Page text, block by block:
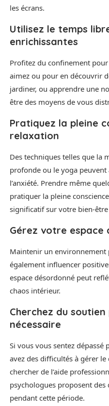
les écrans.
Utilisez le temps
enrichissantes
Profitez du confinement
aimez ou pour en découvrir
jardiner, ou apprendre une
être des moyens de vous
Pratiquez la pleine
relaxation
Des techniques telles que la
profonde ou le yoga peuvent
l’anxiété. Prendre même
pratiquer la pleine
significatif sur votre bien-
Gérez votre espace
Maintenir un
également influencer
espace désordonné peut
chaos intérieur.
Cherchez du
nécessaire
Si vous vous sentez
avez des difficultés à gérer le
chercher de l’aide
psychologues proposent
pendant cette période.